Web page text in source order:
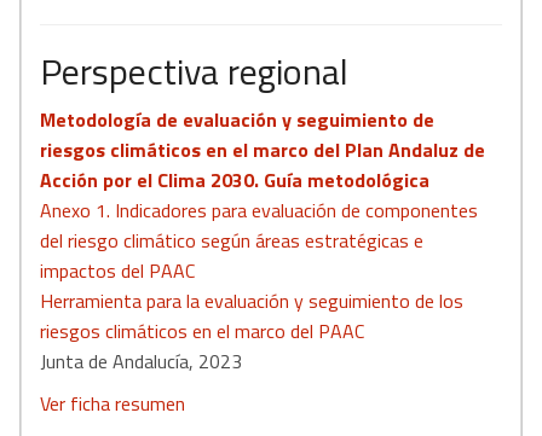
Perspectiva regional
Metodología de evaluación y seguimiento de
riesgos climáticos en el marco del Plan Andaluz de
Acción por el Clima 2030. Guía metodológica
Anexo 1. Indicadores para evaluación de componentes
del riesgo climático según áreas estratégicas e
impactos del PAAC
Herramienta para la evaluación y seguimiento de los
riesgos climáticos en el marco del PAAC
Junta de Andalucía, 2023
Ver ficha resumen